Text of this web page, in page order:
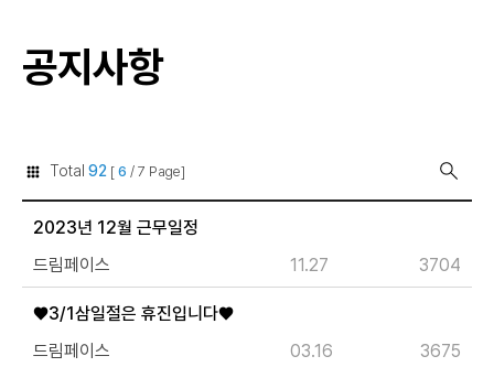
공지사항
Total 92 [ 6 / 7 Page]
2023년 12월 근무일정
드림페이스
11.27 3704
♥3/1삼일절은 휴진입니다♥
드림페이스
03.16 3675